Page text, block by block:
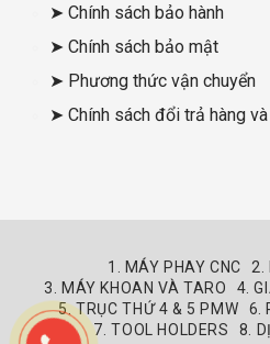
➤ Chính sách bảo hành
➤ Chính sách bảo mật
➤ Phương thức vận chuyển
➤ Chính sách đổi trả hàng
1. MÁY PHAY CNC
2.
3. MÁY KHOAN VÀ TARO
4.
5. TRỤC THỨ 4 & 5 PMW
6.
7. TOOL HOLDERS
8.